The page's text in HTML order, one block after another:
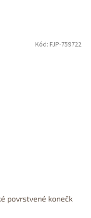
povrstvené konečk
Kód: FJP-759722